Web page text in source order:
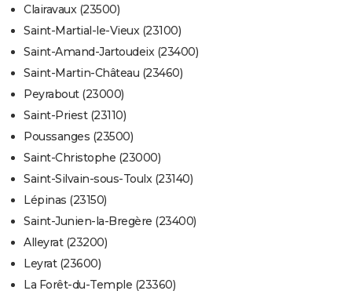
Clairavaux (23500)
Saint-Martial-le-Vieux (23100)
Saint-Amand-Jartoudeix (23400)
Saint-Martin-Château (23460)
Peyrabout (23000)
Saint-Priest (23110)
Poussanges (23500)
Saint-Christophe (23000)
Saint-Silvain-sous-Toulx (23140)
Lépinas (23150)
Saint-Junien-la-Bregère (23400)
Alleyrat (23200)
Leyrat (23600)
La Forêt-du-Temple (23360)